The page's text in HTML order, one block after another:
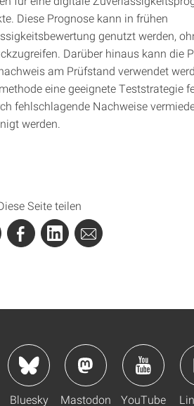
Diese Prognose kann in frühen
genutzt werden,
Darüber hinaus kann die
am Prüfstand verwendet
eine geeignete Teststrategie
fehlschlagende Nachweise
werden.
Seite teilen
Bluesky Mastodon YouTube